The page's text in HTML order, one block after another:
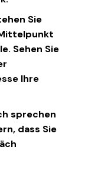
Sie
Sehen Sie
Ihre
sprechen
dass Sie